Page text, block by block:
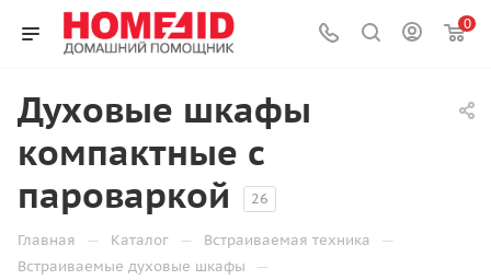
0
Духовые шкафы
компактные с
пароваркой
26
Главная — Каталог — Встраиваемая техника —
Встраиваемые духовые шкафы —